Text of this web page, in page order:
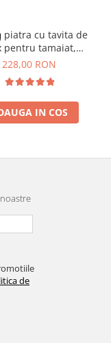
piatra cu tavita de
pentru tamaiat,
Mandala
228,00 RON
IN COS
de